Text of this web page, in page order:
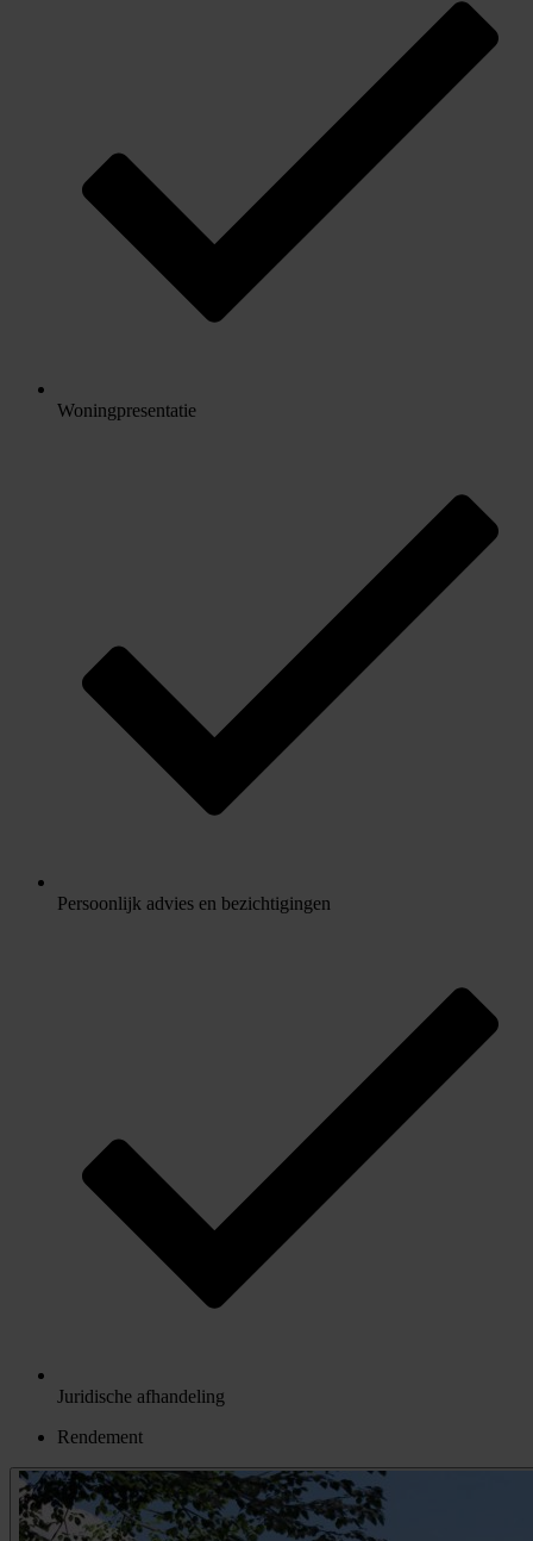
Woningpresentatie
Persoonlijk advies en bezichtigingen
Juridische afhandeling
Rendement